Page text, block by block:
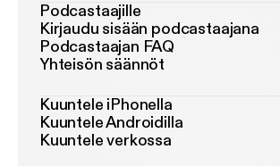
Podcastaajille
Kirjaudu sisään podcastaajana
Podcastaajan FAQ
Yhteisön säännöt
Kuuntele iPhonella
Kuuntele Androidilla
Kuuntele verkossa